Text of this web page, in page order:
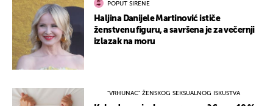
POPUT SIRENE
Haljina Danijele Martinović ističe
ženstvenu figuru, a savršena je za večernji
izlazak na moru
"VRHUNAC" ŽENSKOG SEKSUALNOG ISKUSTVA